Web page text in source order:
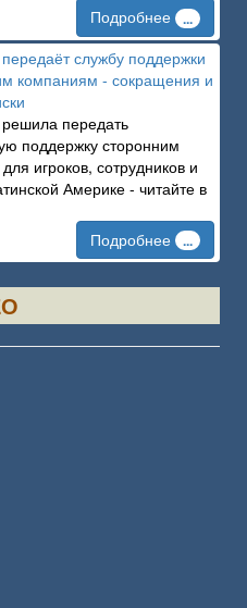
Подробнее ...
службу поддержки
компаниям - сокращения и
передать
поддержку сторонним
игроков, сотрудников и
Америке - читайте в
Подробнее ...